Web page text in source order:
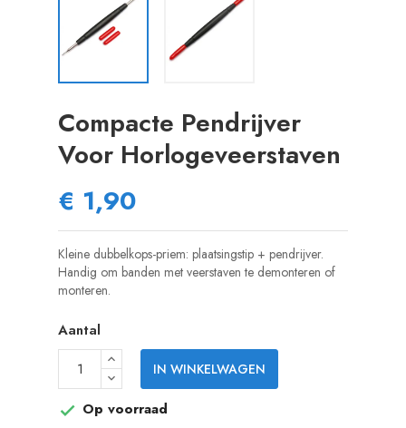
Compacte Pendrijver
Voor Horlogeveerstaven
€ 1,90
Kleine dubbelkops-priem: plaatsingstip + pendrijver.
Handig om banden met veerstaven te demonteren of
monteren.
Aantal
IN WINKELWAGEN
 Op voorraad